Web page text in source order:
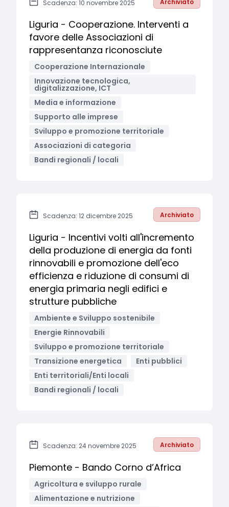
Scadenza: 10 novembre 2025 Archiviato
Liguria - Cooperazione. Interventi a
favore delle Associazioni di
rappresentanza riconosciute
Cooperazione Internazionale
Innovazione tecnologica,
digitalizzazione, ICT
Media e informazione
Supporto alle imprese
Sviluppo e promozione territoriale
Associazioni di categoria
Bandi regionali / locali
Scadenza: 12 dicembre 2025 Archiviato
Liguria - Incentivi volti all'incremento
della produzione di energia da fonti
rinnovabili e promozione dell'eco
efficienza e riduzione di consumi di
energia primaria negli edifici e
strutture pubbliche
Ambiente e Sviluppo sostenibile
Energie Rinnovabili
Sviluppo e promozione territoriale
Transizione energetica
Enti pubblici
Enti territoriali/Enti locali
Bandi regionali / locali
Scadenza: 24 novembre 2025 Archiviato
Piemonte - Bando Corno d’Africa
Agricoltura e sviluppo rurale
Alimentazione e nutrizione